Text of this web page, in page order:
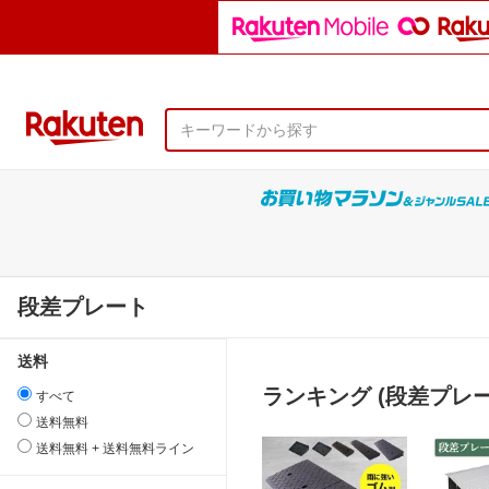
段差プレート
送料
すべて
送料無料
送料無料 + 送料無料ライン
ランキング (段差プレ